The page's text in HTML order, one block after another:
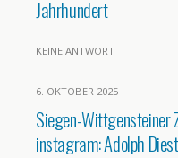
Jahrhundert
KEINE ANTWORT
6. OKTOBER 2025
Siegen-Wittgensteiner
instagram: Adolph